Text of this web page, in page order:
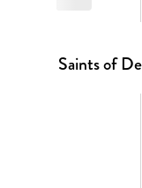
Saints of